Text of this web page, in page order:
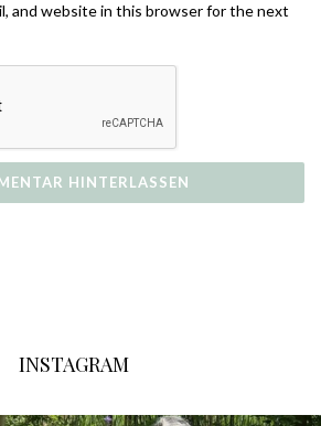
and website in this browser for the next
INSTAGRAM